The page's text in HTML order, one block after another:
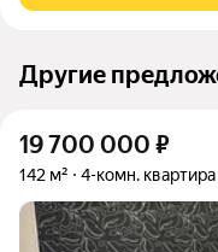
Другие
19 700 000 ₽
142 м² 4-комн. квартира